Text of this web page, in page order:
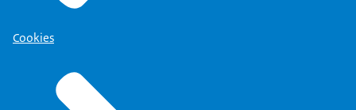
Cookies